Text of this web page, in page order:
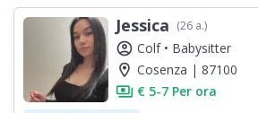
scrivermi senza impegno. Grazie mille!
Jessica (26 a.)
account_circle Colf • Babysitter
location_on Cosenza | 87100
payments € 5-7 Per ora